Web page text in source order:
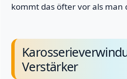
kommt das öfter vor als man
Verstärker